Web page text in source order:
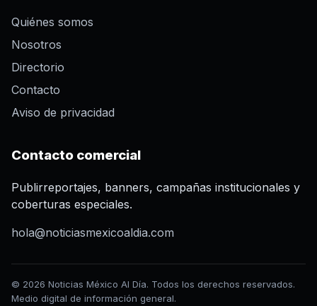
Quiénes somos
Nosotros
Directorio
Contacto
Aviso de privacidad
Contacto comercial
Publirreportajes, banners, campañas institucionales y
coberturas especiales.
hola@noticiasmexicoaldia.com
© 2026 Noticias México Al Día. Todos los derechos reservados.
Medio digital de información general.